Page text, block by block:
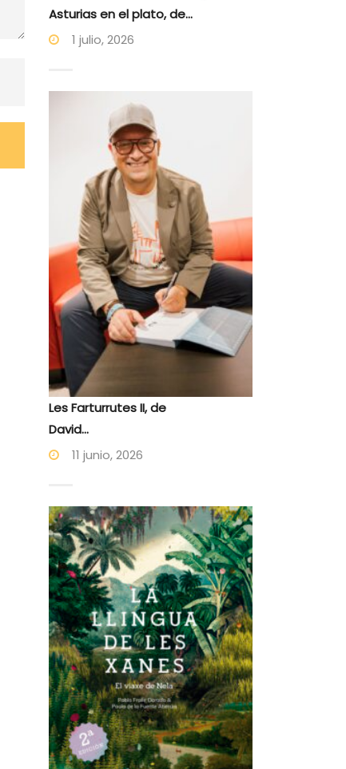
Asturias en el plato, de...
1 julio, 2026
Les Farturrutes II, de
David...
11 junio, 2026